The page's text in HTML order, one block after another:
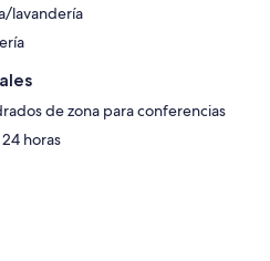
lavandería
de zona para conferencias
horas